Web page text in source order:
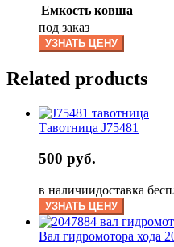
Емкость ковша
под заказ
УЗНАТЬ ЦЕНУ
Related products
Тавотница J75481
500 руб.
в наличиидоставка
УЗНАТЬ ЦЕНУ
Вал гидромотора хода